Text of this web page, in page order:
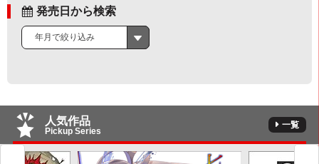
発売日から検索
年月で絞り込み
人気作品
Pickup Series
一覧